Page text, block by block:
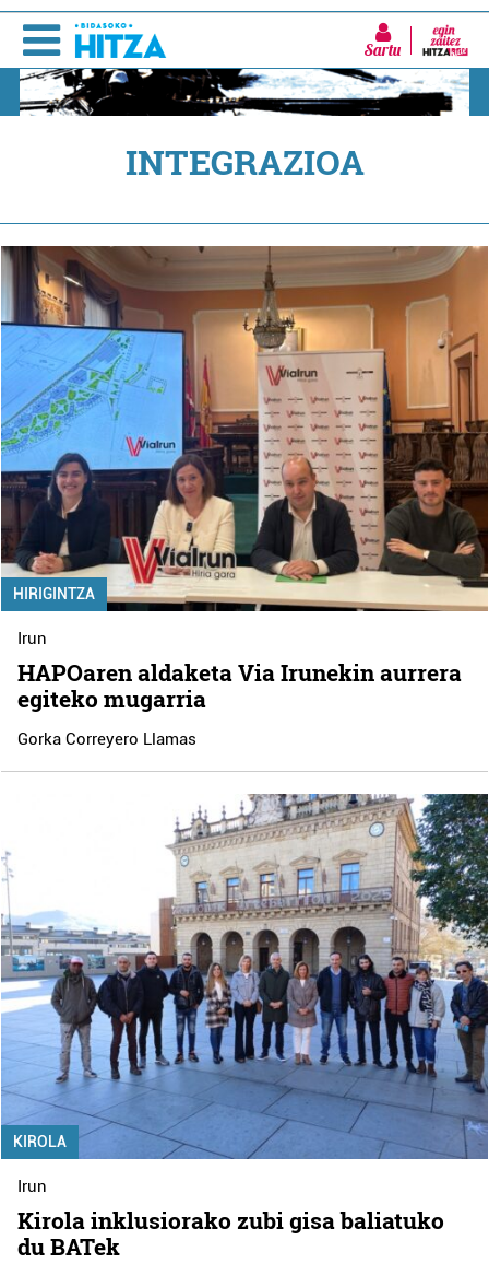
Sartu
INTEGRAZIOA
HIRIGINTZA
Irun
HAPOaren aldaketa Via Irunekin aurrera
egiteko mugarria
Gorka Correyero Llamas
KIROLA
Irun
Kirola inklusiorako zubi gisa baliatuko
du BATek